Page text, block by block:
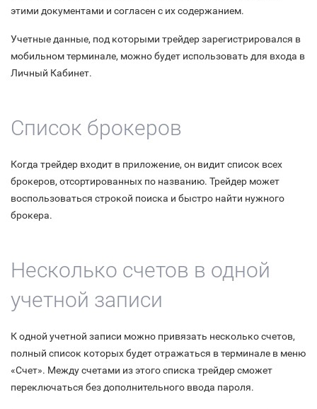
этими документами и согласен с их содержанием.
Учетные данные, под которыми трейдер зарегистрировался в
мобильном терминале, можно будет использовать для входа в
Личный Кабинет.
Список брокеров
Когда трейдер входит в приложение, он видит список всех
брокеров, отсортированных по названию. Трейдер может
воспользоваться строкой поиска и быстро найти нужного
брокера.
Несколько счетов в одной
учетной записи
К одной учетной записи можно привязать несколько счетов,
полный список которых будет отражаться в терминале в меню
«Счет». Между счетами из этого списка трейдер сможет
переключаться без дополнительного ввода пароля.